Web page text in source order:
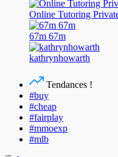
Online Tutoring
67m 67m
kathrynhowarth
Tendances !
#buy
#cheap
#fairplay
#mmoexp
#mlb